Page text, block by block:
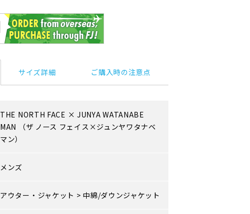
サイズ詳細 ご購入時の注意点
THE NORTH FACE × JUNYA WATANABE
MAN
（ザ ノース フェイス×ジュンヤワタナベ
マン）
メンズ
アウター・ジャケット > 中綿/ダウンジャケット